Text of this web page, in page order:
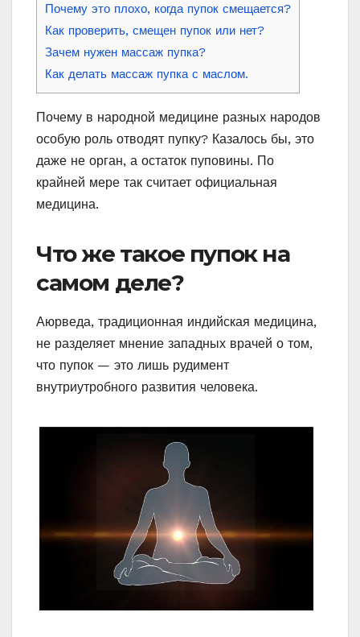
Почему это плохо, когда пупок смещается?
Как проверить, смещен пупок или нет?
Зачем нужен массаж пупка?
Как делать массаж пупка с маслом.
Почему в народной медицине разных народов
особую роль отводят пупку? Казалось бы, это
даже не орган, а остаток пуповины. По
крайней мере так считает официальная
медицина.
Что же такое пупок на
самом деле?
Аюрведа, традиционная индийская медицина,
не разделяет мнение западных врачей о том,
что пупок — это лишь рудимент
внутриутробного развития человека.